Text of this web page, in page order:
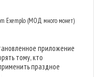
Exemplo (МОД много монет)
приложение
тому, кто
праздное